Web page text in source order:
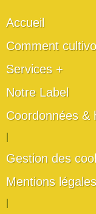
Accueil
Comment
Services +
Notre Label
Coordonnées &
Gestion des
Mentions légales